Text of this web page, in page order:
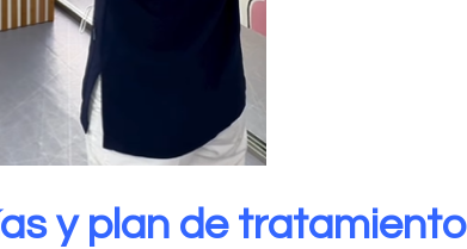
y plan de tratamiento